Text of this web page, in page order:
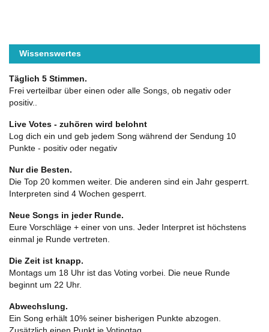
Wissenswertes
Täglich 5 Stimmen.
Frei verteilbar über einen oder alle Songs, ob negativ oder
positiv..
Live Votes - zuhören wird belohnt
Log dich ein und geb jedem Song während der Sendung 10
Punkte - positiv oder negativ
Nur die Besten.
Die Top 20 kommen weiter. Die anderen sind ein Jahr gesperrt.
Interpreten sind 4 Wochen gesperrt.
Neue Songs in jeder Runde.
Eure Vorschläge + einer von uns. Jeder Interpret ist höchstens
einmal je Runde vertreten.
Die Zeit ist knapp.
Montags um 18 Uhr ist das Voting vorbei. Die neue Runde
beginnt um 22 Uhr.
Abwechslung.
Ein Song erhält 10% seiner bisherigen Punkte abzogen.